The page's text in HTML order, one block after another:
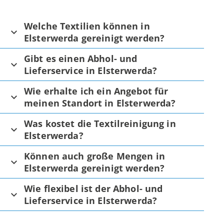
Welche Textilien können in
Elsterwerda gereinigt werden?
Gibt es einen Abhol- und
Lieferservice in Elsterwerda?
Wie erhalte ich ein Angebot für
meinen Standort in Elsterwerda?
Was kostet die Textilreinigung in
Elsterwerda?
Können auch große Mengen in
Elsterwerda gereinigt werden?
Wie flexibel ist der Abhol- und
Lieferservice in Elsterwerda?